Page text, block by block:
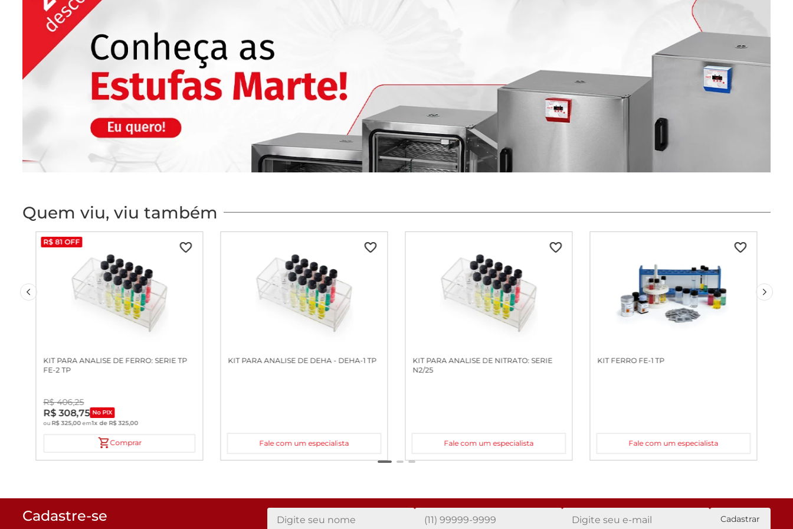
Quem viu, viu também
R$ 81 OFF
KIT PARA ANALISE DE FERRO: SERIE TP
FE-2 TP
R$ 406,25
R$ 308,75 No PIX
ou R$ 325,00em1x de R$ 325,00
Comprar
KIT PARA ANALISE DE DEHA - DEHA-1 TP
Fale com um especialista
KIT PARA ANALISE DE NITRATO: SERIE
N2/25
Fale com um especialista
KIT FERRO FE-1 TP
Fale com um especialista
Cadastre-se Cadastrar